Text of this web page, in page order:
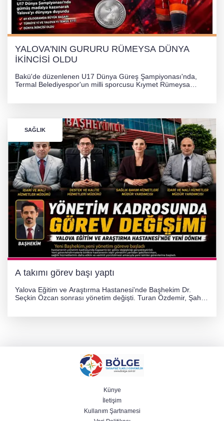
YALOVA'NIN GURURU RÜMEYSA DÜNYA
İKİNCİSİ OLDU
Bakü'de düzenlenen U17 Dünya Güreş Şampiyonası'nda,
Termal Belediyespor'un milli sporcusu Kıymet Rümeysa
SAĞLIK
A takımı görev başı yaptı
Yalova Eğitim ve Araştırma Hastanesi'nde Başhekim Dr.
Seçkin Özcan sonrası yönetim değişti. Turan Özdemir, Şahin
Künye
İletişim
Kullanım Şartnamesi